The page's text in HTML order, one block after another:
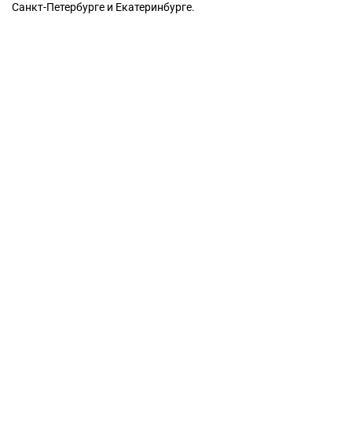
Санкт-Петербурге и Екатеринбурге.